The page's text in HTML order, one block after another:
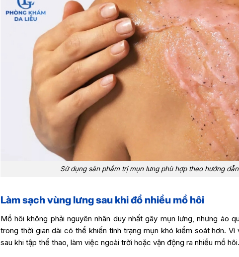
Sử dụng sản phẩm trị mụn lưng phù hợp theo hướng
Làm sạch vùng lưng sau khi đổ nhiều mồ hôi
Mồ hôi không phải nguyên nhân duy nhất gây mụn lưng, nhưng áo
trong thời gian dài có thể khiến tình trạng mụn khó kiểm soát hơn. Vì
sau khi tập thể thao, làm việc ngoài trời hoặc vận động ra nhiều mồ hôi.